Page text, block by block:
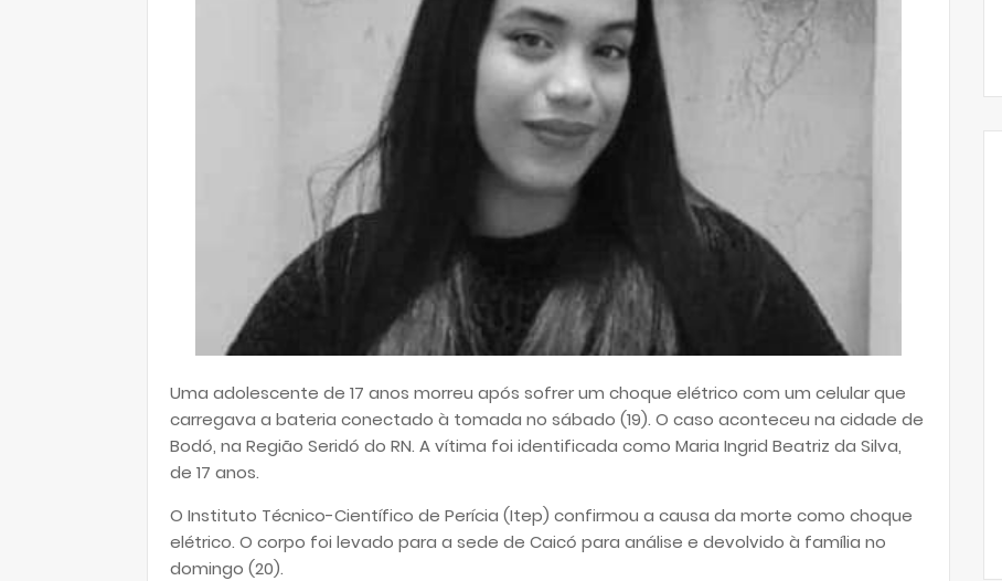
Uma adolescente de 17 anos morreu após sofrer um choque elétrico com um celular que
carregava a bateria conectado à tomada no sábado (19). O caso aconteceu na cidade de
Bodó, na Região Seridó do RN. A vítima foi identificada como Maria Ingrid Beatriz da Silva,
de 17 anos.
O Instituto Técnico-Científico de Perícia (Itep) confirmou a causa da morte como choque
elétrico. O corpo foi levado para a sede de Caicó para análise e devolvido à família no
domingo (20).